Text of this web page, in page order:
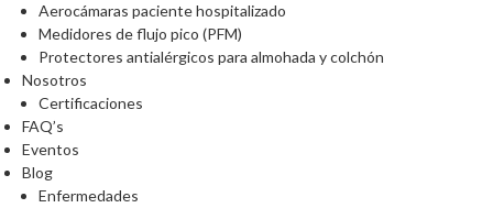
Aerocámaras paciente hospitalizado
Medidores de flujo pico (PFM)
Protectores antialérgicos para almohada y colchón
Nosotros
Certificaciones
FAQ’s
Eventos
Blog
Enfermedades